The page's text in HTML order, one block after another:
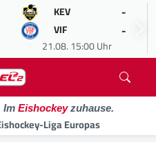
KEV -
VIF -
21.08. 15:00 Uhr
Im Eishockeyzuhause.
Liga Europas